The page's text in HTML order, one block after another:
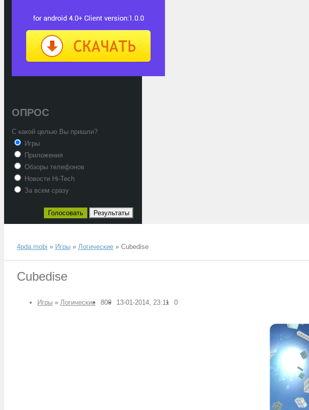
ОПРОС
С какой целью Вы пришли?
Игры
Приложения
Обзоры телефонов
Новости Hi-Tech
За всем сразу
Голосовать Результаты
4pda.mobi » Игры » Логические » Сubedise
Сubedise
Игры » Логические 800 13-01-2014, 23:11 0